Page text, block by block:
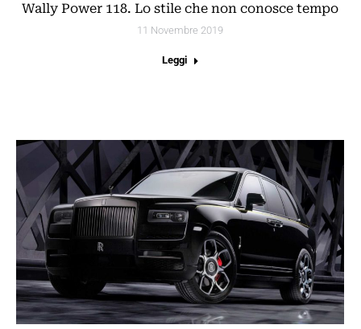
Wally Power 118. Lo stile che non conosce tempo
11 Novembre 2019
Leggi